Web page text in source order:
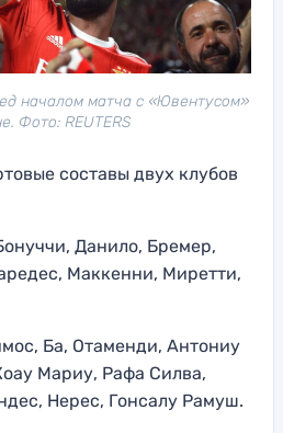
началом матча с «Ювентусом»
Фото: REUTERS
составы двух клубов
Данило, Бремер,
Маккенни, Миретти,
Ба, Отаменди, Антониу
Мариу, Рафа Силва,
Нерес, Гонсалу Рамуш.